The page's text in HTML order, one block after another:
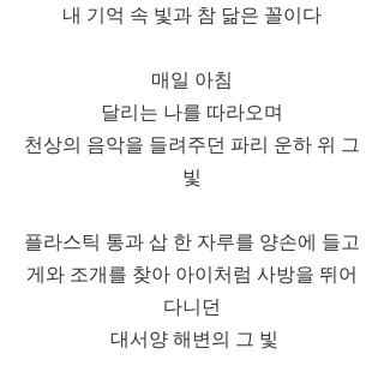
내 기억 속 빛과 참 닮은 꼴이다
매일 아침
달리는 나를 따라오며
천상의 음악을 들려주던 파리 운하 위 그
빛
플라스틱 통과 삽 한 자루를 양손에 들고
게와 조개를 찾아 아이처럼 사방을 뛰어
다니던
대서양 해변의 그 빛